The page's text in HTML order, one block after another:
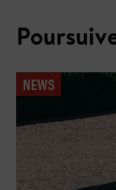
NEWS